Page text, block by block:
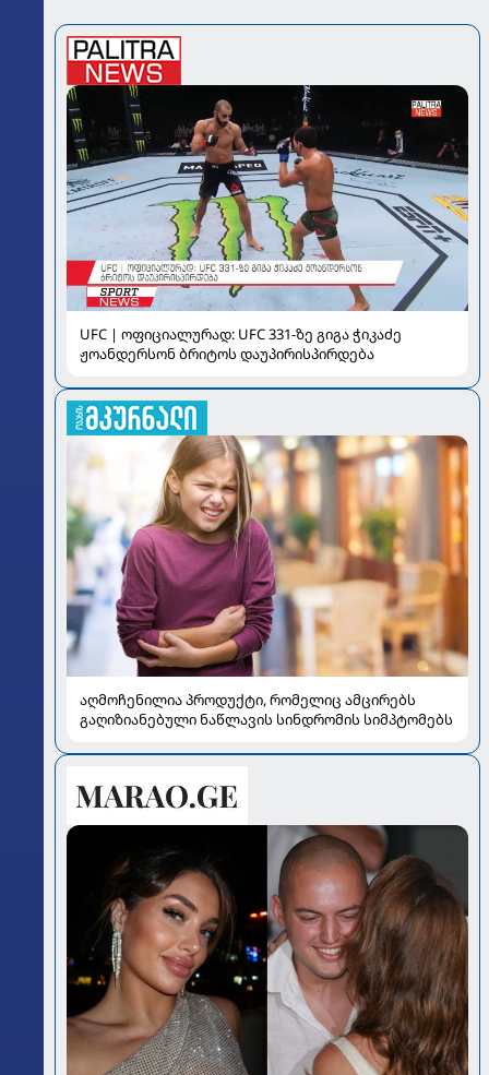
UFC | ოფიციალურად: UFC 331-ზე გიგა ჭიკაძე
ჟოანდერსონ ბრიტოს დაუპირისპირდება
აღმოჩენილია პროდუქტი, რომელიც ამცირებს
გაღიზიანებული ნაწლავის სინდრომის სიმპტომებს